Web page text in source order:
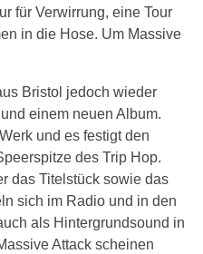
für Verwirrung, eine Tour
in die Hose. Um Massive
Bristol jedoch wieder
einem neuen Album.
und es festigt den
des Trip Hop.
das Titelstück sowie das
sich im Radio und in den
als Hintergrundsound in
Attack scheinen